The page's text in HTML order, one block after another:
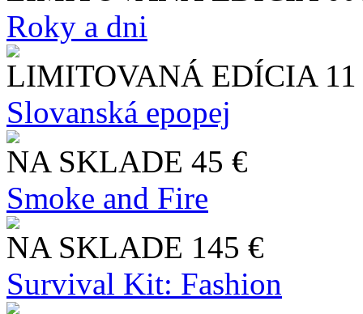
Roky a dni
LIMITOVANÁ EDÍCIA
Slo​vanská epopej
NA SKLADE 45 €
Smoke and Fire
NA SKLADE 145 €
Survival Kit: Fashion